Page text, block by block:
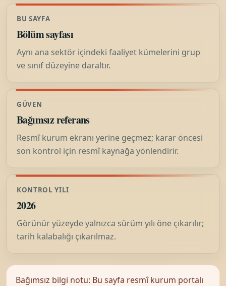
BU SAYFA
Bölüm sayfası
Aynı ana sektör içindeki faaliyet kümelerini grup
ve sınıf düzeyine daraltır.
GÜVEN
Bağımsız referans
Resmî kurum ekranı yerine geçmez; karar öncesi
son kontrol için resmî kaynağa yönlendirir.
KONTROL YILI
2026
Görünür yüzeyde yalnızca sürüm yılı öne çıkarılır;
tarih kalabalığı çıkarılmaz.
Bağımsız bilgi notu: Bu sayfa resmî kurum portalı